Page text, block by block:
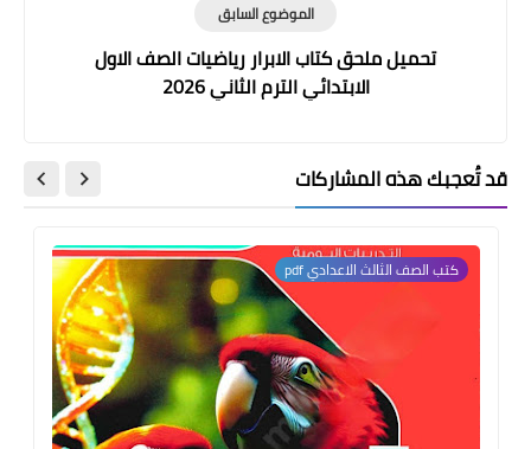
الموضوع السابق
تحميل ملحق كتاب الابرار رياضيات الصف الاول
الابتدائي الترم الثاني 2026
قد تُعجبك هذه المشاركات
كتب الصف الثالث الاعدادي pdf